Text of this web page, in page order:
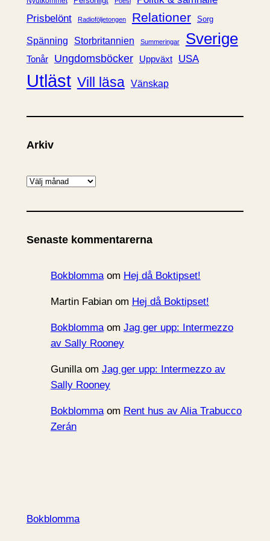
Prisbelönt
Radioföljetongen Relationer Sorg
Spänning Storbritannien Summeringar Sverige
Tonår Ungdomsböcker Uppväxt USA
Utläst Vill läsa Vänskap
Arkiv
A
k
v
Senaste kommentarerna
Bokblommaom Hej då Boktipset!
Martin Fabianom Hej då Boktipset!
Bokblommaom Jag ger upp: Intermezzo
av Sally Rooney
Gunillaom Jag ger upp: Intermezzo av
Sally Rooney
Bokblommaom Rent hus av Alia Trabucco
Zerán
Bokblomma